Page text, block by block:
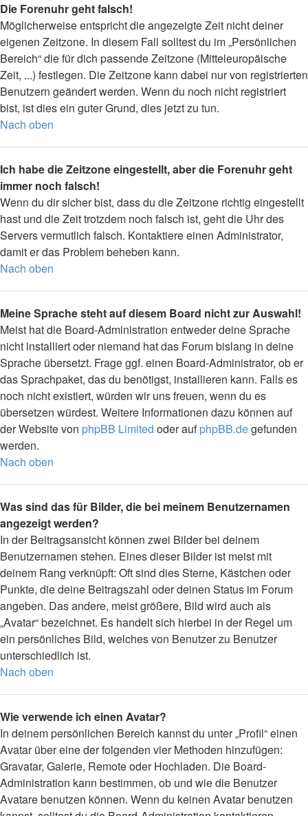
Die Forenuhr geht falsch!
Möglicherweise entspricht die angezeigte Zeit nicht deiner
eigenen Zeitzone. In diesem Fall solltest du im „Persönlichen
Bereich“ die für dich passende Zeitzone (Mitteleuropäische
Zeit, ...) festlegen. Die Zeitzone kann dabei nur von registrierten
Benutzern geändert werden. Wenn du noch nicht registriert
bist, ist dies ein guter Grund, dies jetzt zu tun.
Nach oben
Ich habe die Zeitzone eingestellt, aber die Forenuhr geht
immer noch falsch!
Wenn du dir sicher bist, dass du die Zeitzone richtig eingestellt
hast und die Zeit trotzdem noch falsch ist, geht die Uhr des
Servers vermutlich falsch. Kontaktiere einen Administrator,
damit er das Problem beheben kann.
Nach oben
Meine Sprache steht auf diesem Board nicht zur Auswahl!
Meist hat die Board-Administration entweder deine Sprache
nicht installiert oder niemand hat das Forum bislang in deine
Sprache übersetzt. Frage ggf. einen Board-Administrator, ob er
das Sprachpaket, das du benötigst, installieren kann. Falls es
noch nicht existiert, würden wir uns freuen, wenn du es
übersetzen würdest. Weitere Informationen dazu können auf
der Website von phpBB Limited oder aufphpBB.degefunden
werden.
Nach oben
Was sind das für Bilder, die bei meinem Benutzernamen
angezeigt werden?
In der Beitragsansicht können zwei Bilder bei deinem
Benutzernamen stehen. Eines dieser Bilder ist meist mit
deinem Rang verknüpft: Oft sind dies Sterne, Kästchen oder
Punkte, die deine Beitragszahl oder deinen Status im Forum
angeben. Das andere, meist größere, Bild wird auch als
„Avatar“ bezeichnet. Es handelt sich hierbei in der Regel um
ein persönliches Bild, welches von Benutzer zu Benutzer
unterschiedlich ist.
Nach oben
Wie verwende ich einen Avatar?
In deinem persönlichen Bereich kannst du unter „Profil“ einen
Avatar über eine der folgenden vier Methoden hinzufügen:
Gravatar, Galerie, Remote oder Hochladen. Die Board-
Administration kann bestimmen, ob und wie die Benutzer
Avatare benutzen können. Wenn du keinen Avatar benutzen